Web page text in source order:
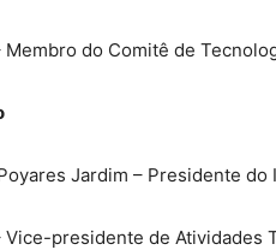
Membro do Comitê de
Jardim – Presidente
Vice-presidente de Atividades